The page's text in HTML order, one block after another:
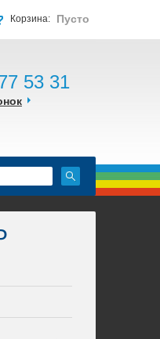
53 31
Корзина: Пусто